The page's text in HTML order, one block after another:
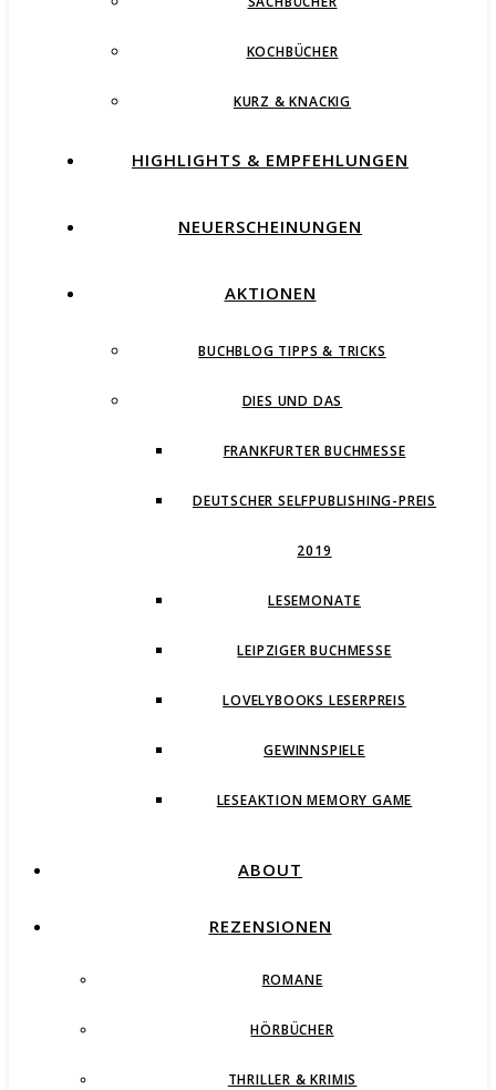
KOCHBÜCHER
KURZ & KNACKIG
HIGHLIGHTS & EMPFEHLUNGEN
NEUERSCHEINUNGEN
AKTIONEN
BUCHBLOG TIPPS & TRICKS
DIES UND DAS
FRANKFURTER BUCHMESSE
DEUTSCHER SELFPUBLISHING-PREIS
2019
LESEMONATE
LEIPZIGER BUCHMESSE
LOVELYBOOKS LESERPREIS
GEWINNSPIELE
LESEAKTION MEMORY GAME
ABOUT
REZENSIONEN
ROMANE
HÖRBÜCHER
THRILLER & KRIMIS